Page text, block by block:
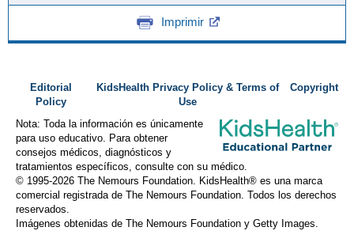
Imprimir
Editorial
Policy
KidsHealth Privacy Policy & Terms of
Use
Copyright
Nota: Toda la información es únicamente
para uso educativo. Para obtener
consejos médicos, diagnósticos y
tratamientos específicos, consulte con su médico.
© 1995-2026 The Nemours Foundation. KidsHealth® es una marca
comercial registrada de The Nemours Foundation. Todos los derechos
reservados.
Imágenes obtenidas de The Nemours Foundation y Getty Images.